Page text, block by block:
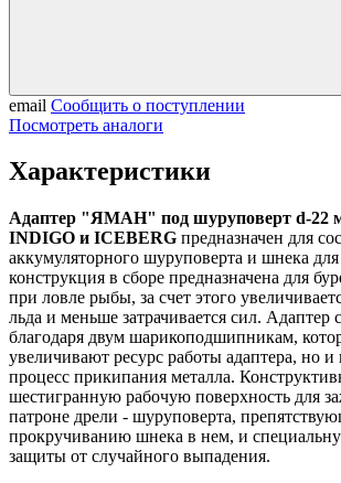
email Сообщить о поступлении
Посмотреть аналоги
Характеристики
Адаптер "ЯМАН" под шуруповерт d-22
INDIGO и ICEBERG предназначен для
аккумуляторного шуруповерта и шнека
конструкция в сборе предназначена для
при ловле рыбы, за счет этого
льда и меньше затрачивается сил. Адаптер
благодаря двум шарикоподшипникам,
увеличивают ресурс работы адаптера, но
процесс прикипания металла.
шестигранную рабочую поверхность для
патроне дрели - шуруповерта,
прокручиванию шнека в нем, и
защиты от случайного выпадения.